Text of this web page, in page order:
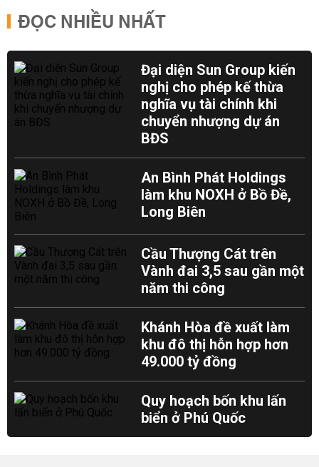
ĐỌC NHIỀU NHẤT
Đại diện Sun Group kiến
nghị cho phép kế thừa
nghĩa vụ tài chính khi
chuyển nhượng dự án
BĐS
An Bình Phát Holdings
làm khu NOXH ở Bồ Đề,
Long Biên
Cầu Thượng Cát trên
Vành đai 3,5 sau gần một
năm thi công
Khánh Hòa đề xuất làm
khu đô thị hỗn hợp hơn
49.000 tỷ đồng
Quy hoạch bốn khu lấn
biển ở Phú Quốc